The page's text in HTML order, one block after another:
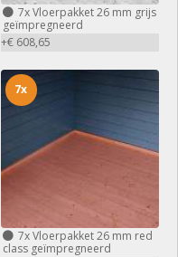
7xVloerpakket 26 mm grijs
geïmpregneerd
+€ 608,65
7xVloerpakket 26 mm red
class geïmpregneerd
7x